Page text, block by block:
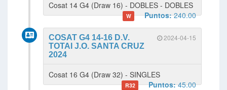
Cosat 14 G4 (Draw 16) - DOBLES - DOBLES
W Puntos:240.00
2024-04-15
COSAT G4 14-16 D.V.
TOTAI J.O. SANTA CRUZ
2024
Cosat 16 G4 (Draw 32) - SINGLES
R32 Puntos:45.00